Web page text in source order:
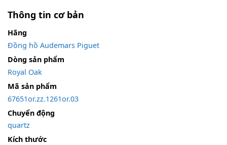
Thông tin cơ bản
Hãng
Đồng hồ Audemars Piguet
Dòng sản phẩm
Royal Oak
Mã sản phẩm
67651or.zz.1261or.03
Chuyển động
quartz
Kích thước